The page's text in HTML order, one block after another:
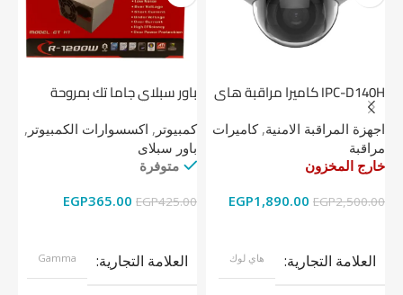
IPC-D140H كاميرا مراقبة هاى
لوك داخلية 4 ميجا
اجهزة المراقبة الامنية,كاميرات
مراقبة
خارج المخزون
EGP2,500.00
EGP1,890.00
العلامة التجارية هاي لوك
باور سبلاي جاما تك بمروحة
كمبيوتر , اكسسوارات الكمبيوتر ,
باور سبلاى
متوفرة
EGP425.00
EGP365.00
العلامة التجارية Gamma